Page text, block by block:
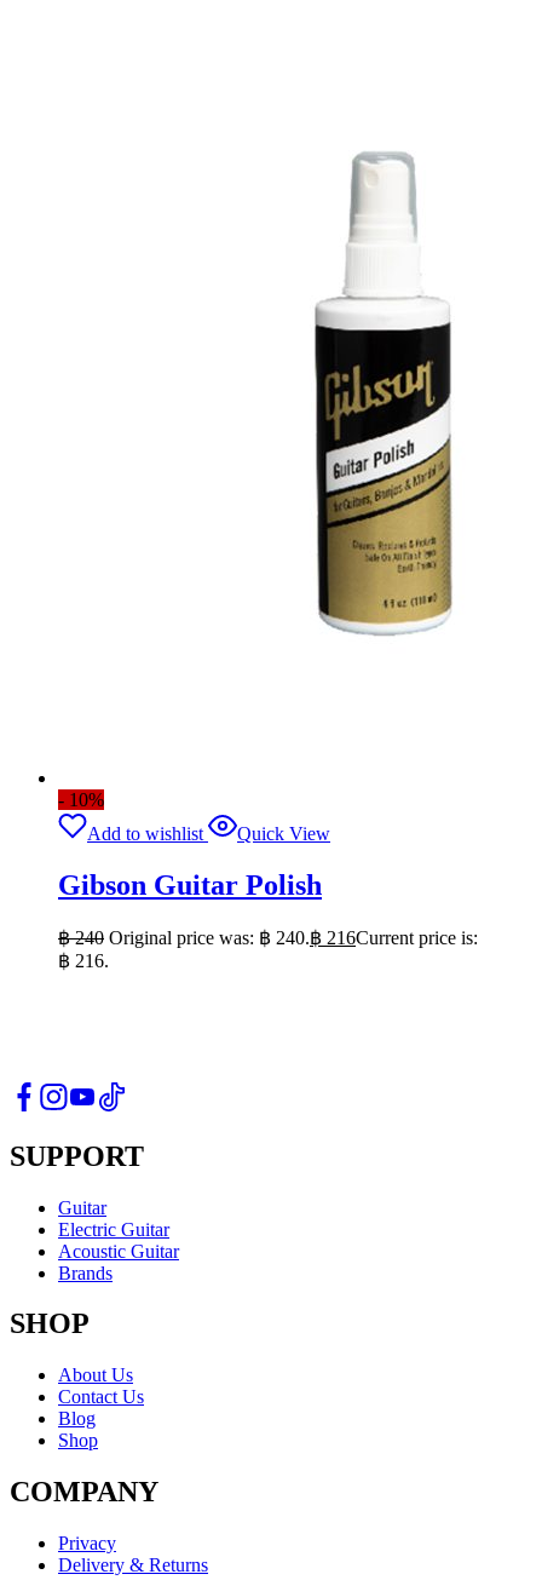
- 10%
Add to wishlist
Quick View
Gibson Guitar Polish
฿240 Original price was: ฿ 240.฿ 216Current price is:
฿ 216.
SUPPORT
Guitar
Electric Guitar
Acoustic Guitar
Brands
SHOP
About Us
Contact Us
Blog
Shop
COMPANY
Privacy
Delivery & Returns